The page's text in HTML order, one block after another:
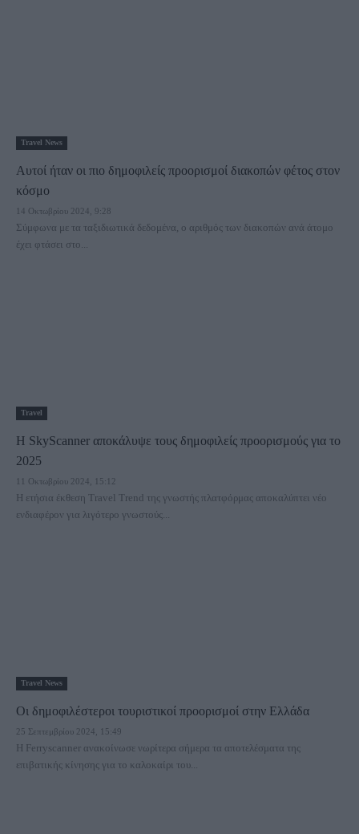
Travel News
Αυτοί ήταν οι πιο δημοφιλείς προορισμοί διακοπών φέτος στον
κόσμο
14 Οκτωβρίου 2024, 9:28
Σύμφωνα με τα ταξιδιωτικά δεδομένα, ο αριθμός των διακοπών ανά άτομο
έχει φτάσει στο...
Travel
H SkyScanner αποκάλυψε τους δημοφιλείς προορισμούς για το
2025
11 Οκτωβρίου 2024, 15:12
Η ετήσια έκθεση Travel Trend της γνωστής πλατφόρμας αποκαλύπτει νέο
ενδιαφέρον για λιγότερο γνωστούς...
Travel News
Οι δημοφιλέστεροι τουριστικοί προορισμοί στην Ελλάδα
25 Σεπτεμβρίου 2024, 15:49
Η Ferryscanner ανακοίνωσε νωρίτερα σήμερα τα αποτελέσματα της
επιβατικής κίνησης για το καλοκαίρι του...